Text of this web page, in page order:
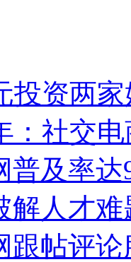
投资两
：社交
普及率达
解人才难
跟帖评